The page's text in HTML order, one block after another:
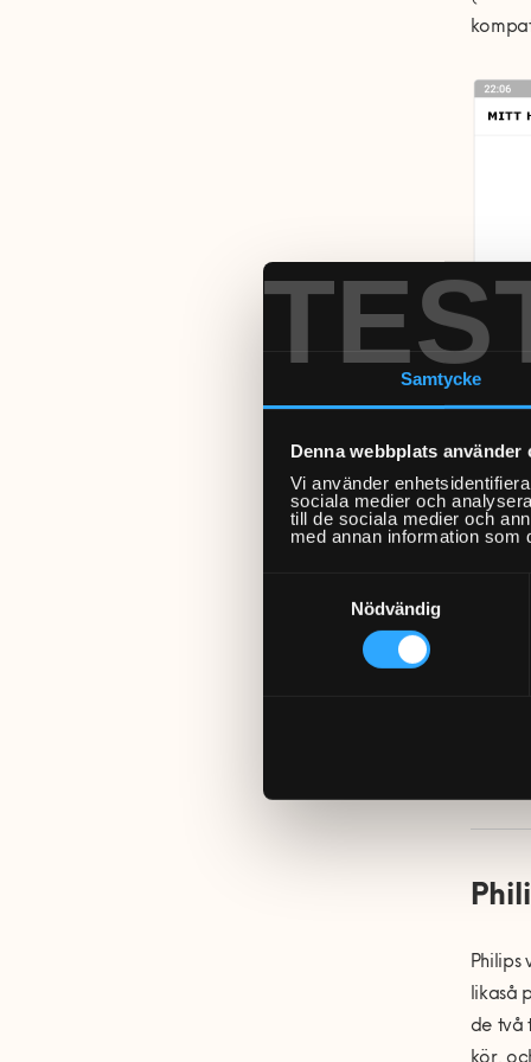
Samtycke
Denna webbplats använder
Vi använder
sociala medier och
till de sociala medier och
med annan information som
Nödvändig
Philips
likaså
de två
kör,